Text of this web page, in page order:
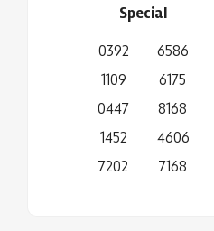
Special
0392
1109
0447
1452
7202
6586
6175
8168
4606
7168